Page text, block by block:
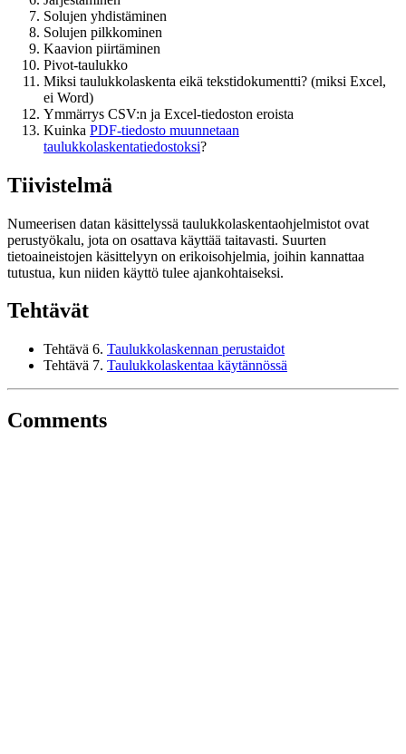
Solujen yhdistäminen
Solujen pilkkominen
Kaavion piirtäminen
Pivot-taulukko
Miksi taulukkolaskenta eikä tekstidokumentti? (miksi Excel,
ei Word)
Ymmärrys CSV:n ja Excel-tiedoston eroista
Kuinka PDF-tiedosto muunnetaan
taulukkolaskentatiedostoksi?
Tiivistelmä
Numeerisen datan käsittelyssä taulukkolaskentaohjelmistot ovat
perustyökalu, jota on osattava käyttää taitavasti. Suurten
tietoaineistojen käsittelyyn on erikoisohjelmia, joihin kannattaa
tutustua, kun niiden käyttö tulee ajankohtaiseksi.
Tehtävät
Tehtävä 6. Taulukkolaskennan perustaidot
Tehtävä 7. Taulukkolaskentaa käytännössä
Comments